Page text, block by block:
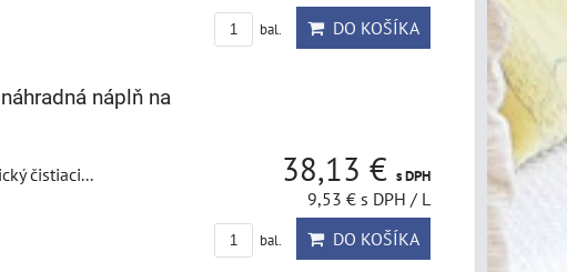
bal. DO KOŠÍKA
náplň na
čistiaci...
38,13 € s DPH
9,53 € s DPH / L
bal. DO KOŠÍKA